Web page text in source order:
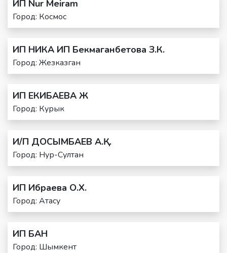
ИП Nur Meiram
Город: Космос
ИП НИКА ИП Бекмаганбетова З.К.
Город: Жезказган
ИП ЕКИБАЕВА Ж
Город: Курык
И/П ДОСЫМБАЕВ А.Қ.
Город: Нур-Султан
ИП Ибраева О.Х.
Город: Атасу
ИП БАН
Город: Шымкент